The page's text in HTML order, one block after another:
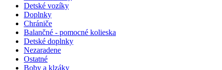
Detské vozíky
Doplnky
Chrániče
Balančné - pomocné kolieska
Detské doplnky
Nezaradene
Ostatné
Boby a klzáky